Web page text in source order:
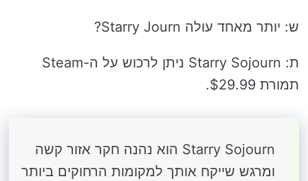
ש: יותר מאחד עולה Starry Journ?
ת: Starry Sojourn ניתן לרכוש על ה-Steam
תמורת $29.99.
Starry Sojourn הוא נהנה חקר אזור קשה
ומרגש שייקח אותך למקומות הרחוקים ביותר